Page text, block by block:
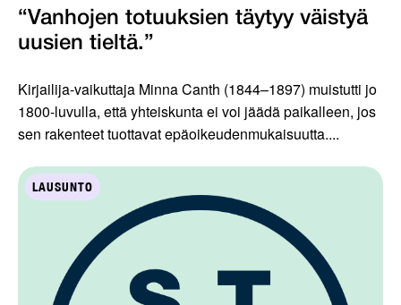
“Vanhojen totuuksien täytyy väistyä
uusien tieltä.”
Kirjailija-vaikuttaja Minna Canth (1844–1897) muistutti jo
1800-luvulla, että yhteiskunta ei voi jäädä paikalleen, jos
sen rakenteet tuottavat epäoikeudenmukaisuutta....
LAUSUNTO